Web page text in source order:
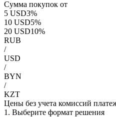
Сумма покупок от
5 USD3%
10 USD5%
20 USD10%
RUB
/
USD
/
BYN
/
KZT
Цены без учета комиссий
1. Выберите формат решения